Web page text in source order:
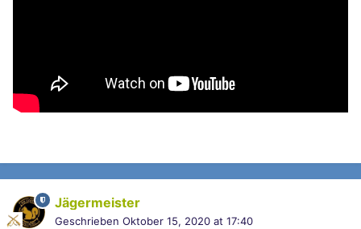
Jägermeister
Geschrieben Oktober 15, 2020 at 17:40